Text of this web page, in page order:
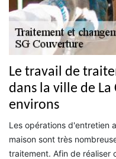
Le travail de
dans la ville de La
environs
Les opérations d'entretien
maison sont très
traitement. Afin de réaliser